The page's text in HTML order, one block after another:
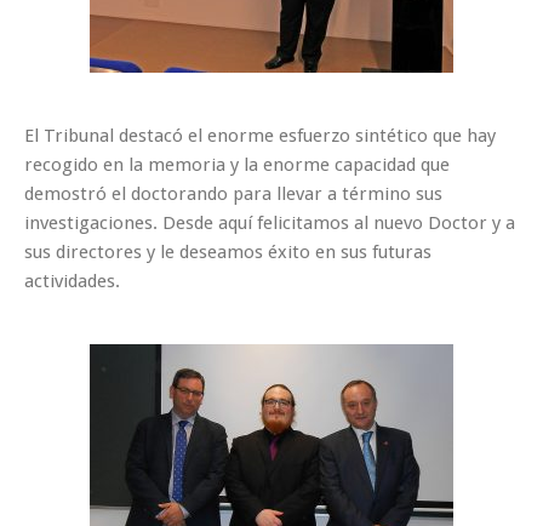
El Tribunal destacó el enorme esfuerzo sintético que hay
recogido en la memoria y la enorme capacidad que
demostró el doctorando para llevar a término sus
investigaciones. Desde aquí felicitamos al nuevo Doctor y a
sus directores y le deseamos éxito en sus futuras
actividades.